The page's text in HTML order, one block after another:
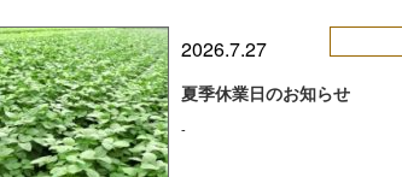
2026.7.27
夏季休業日のお知らせ
-